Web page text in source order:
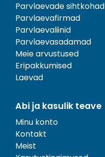
Parvlaevade sihtkohad
Parvlaevafirmad
Parvlaevaliinid
Parvlaevasadamad
Meie arvustused
Eripakkumised
Laevad
Abi ja kasulik teave
Minu konto
Kontakt
Meist